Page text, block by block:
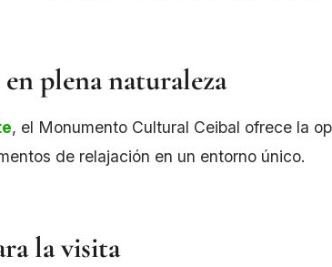
plena naturaleza
, el Monumento Cultural Ceibal ofrece la
de relajación en un entorno único.
la visita